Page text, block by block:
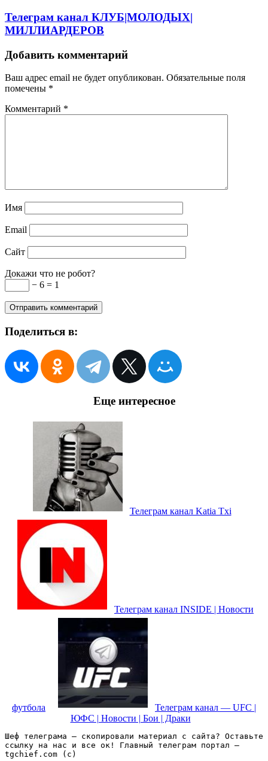
Телеграм канал КЛУБ|МОЛОДЫХ|
МИЛЛИАРДЕРОВ
Добавить комментарий
Ваш адрес email не будет опубликован. Обязательные поля
помечены *
Комментарий *
Имя
Email
Сайт
Докажи что не робот?
− 6 = 1
Поделиться в:
Еще интересное
Телеграм канал Katia Txi
Телеграм канал INSIDE | Новости
футбола
Телеграм канал — UFC |
ЮФС | Новости | Бои | Драки
Шеф телеграма – скопировали материал с сайта? Оставьте
ссылку на нас и все ок! Главный телеграм портал –